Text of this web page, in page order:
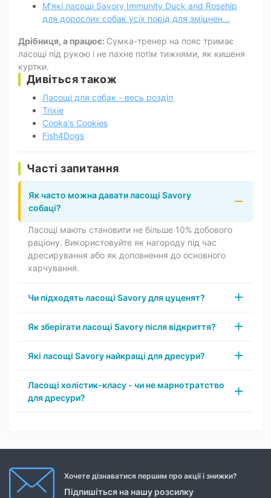
М’які ласощі Savory Immunity Duck and Rosehip
для дорослих собак усіх порід для зміцнен...
Дрібниця, а працює: Сумка-тренер на пояс тримає
ласощі під рукою і не пахне потім тижнями, як кишеня
куртки.
Дивіться також
Ласощі для собак - весь розділ
Trixie
Cooka's Cookies
Fish4Dogs
Часті запитання
Як часто можна давати ласощі Savory
собаці?
Ласощі мають становити не більше 10% добового
раціону. Використовуйте як нагороду під час
дресирування або як доповнення до основного
харчування.
Чи підходять ласощі Savory для цуценят?
Як зберігати ласощі Savory після відкриття?
Які ласощі Savory найкращі для дресури?
Ласощі холістик-класу - чи не марнотратство
для дресури?
Хочете дізнаватися першим про акції і знижки?
Підпишіться на нашу розсилку